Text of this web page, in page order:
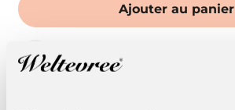
Ajouter au panier